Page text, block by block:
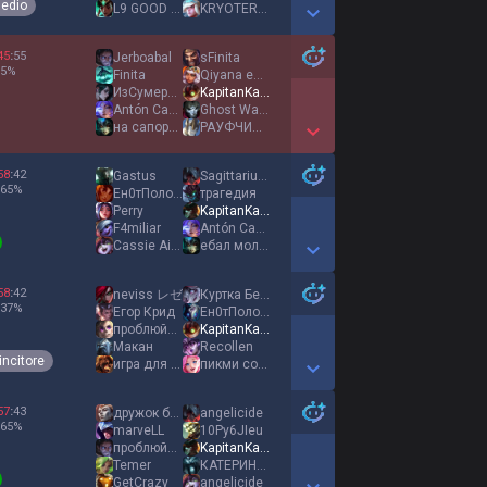
L9 GOOD MENTAL
KRYOTERRA
Show More Detail Games
:55
5%
Jerboabal
Finita
ИзСумерекВоМрак
Antón Castillo
на сапорте мусор
sFinita
Qiyana enjoyer
KapitanKakao
Ghost Walker
РАУФЧИК ОГУРЧИК
Show More Detail Games
:42
65%
Gastus
Ен0тПолосКун
Perry
F4miliar
Cassie Ainsworth
Sagittarius1793
трагедия
KapitanKakao
Antón Castillo
eбaл мoлчa
Show More Detail Games
:42
37%
neviss レゼ
Егор Крид
проблюйся кровью
Макан
игра для бомжей
Куртка Бейна
Ен0тПолосКун
KapitanKakao
Recollen
пикми сосалка
Show More Detail Games
:43
65%
дружок барбоскин
marveLL
проблюйся кровью
Temer
GetCrazy
angelicide
10Py6JIeu
KapitanKakao
КАТЕРИНА ПЕТРОВА
angеlicide